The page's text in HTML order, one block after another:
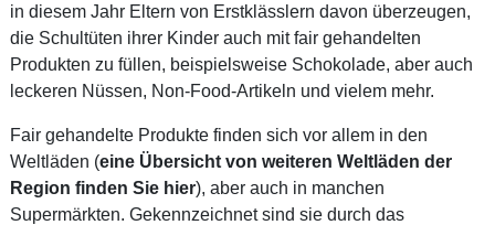
in diesem Jahr Eltern von Erstklässlern davon überzeugen,
die Schultüten ihrer Kinder auch mit fair gehandelten
Produkten zu füllen, beispielsweise Schokolade, aber auch
leckeren Nüssen, Non-Food-Artikeln und vielem mehr.
Fair gehandelte Produkte finden sich vor allem in den
Weltläden (eine Übersicht von weiteren Weltläden der
Region finden Sie hier), aber auch in manchen
Supermärkten. Gekennzeichnet sind sie durch das